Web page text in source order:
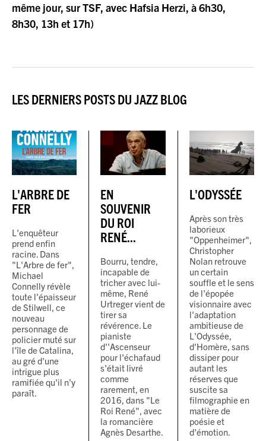
même jour, sur TSF, avec Hafsia Herzi, à 6h30,
8h30, 13h et 17h)
LES DERNIERS POSTS DU JAZZ BLOG
L'ARBRE DE
FER
L'enquêteur
prend enfin
racine. Dans
"L'Arbre de fer",
Michael
Connelly révèle
toute l'épaisseur
de Stilwell, ce
nouveau
personnage de
policier muté sur
l'île de Catalina,
au gré d'une
intrigue plus
ramifiée qu'il n'y
paraît.
EN
SOUVENIR
DU ROI
RENÉ...
Bourru, tendre,
incapable de
tricher avec lui-
même, René
Urtreger vient de
tirer sa
révérence. Le
pianiste
d''Ascenseur
pour l'échafaud
s'était livré
comme
rarement, en
2016, dans "Le
Roi René", avec
la romancière
Agnès Desarthe.
L'ODYSSÉE
Après son très
laborieux
"Oppenheimer",
Christopher
Nolan retrouve
un certain
souffle et le sens
de l'épopée
visionnaire avec
l'adaptation
ambitieuse de
L'Odyssée,
d'Homère, sans
dissiper pour
autant les
réserves que
suscite sa
filmographie en
matière de
poésie et
d'émotion.